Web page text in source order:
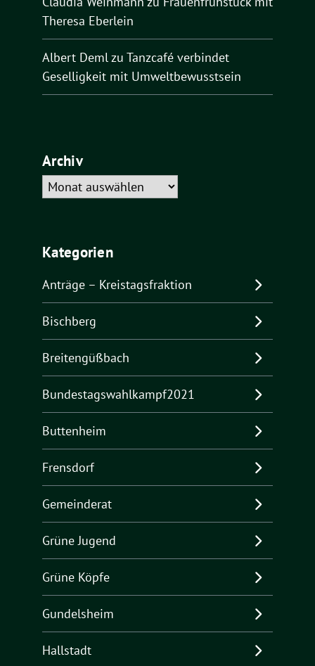
Theresa Eberlein
Albert Demlzu Tanzcafé verbindet
Geselligkeit mit Umweltbewusstsein
Archiv
Archiv
Kategorien
Anträge – Kreistagsfraktion
Bischberg
Breitengüßbach
Bundestagswahlkampf2021
Buttenheim
Frensdorf
Gemeinderat
Grüne Jugend
Grüne Köpfe
Gundelsheim
Hallstadt